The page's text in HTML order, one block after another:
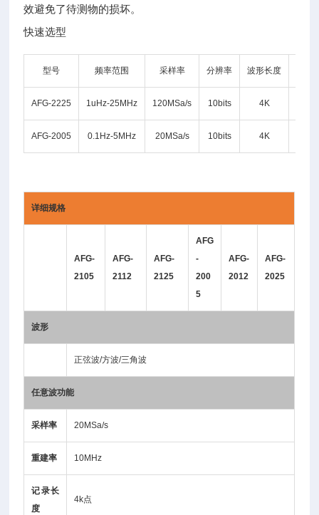
效避免了待测物的损坏。
快速选型
型号 频率范围 采样率 分辨率 波形长度
AFG-2225 1uHz-25MHz 120MSa/s 10bits 4K
AFG-2005 0.1Hz-5MHz 20MSa/s 10bits 4K
详细规格
AFG-
2105
AFG-
2112
AFG-
2125
AFG
-
200
5
AFG-
2012
AFG-
2025
波形
正弦波/方波/三角波
任意波功能
采样率 20MSa/s
重建率 10MHz
记录长
度
4k点